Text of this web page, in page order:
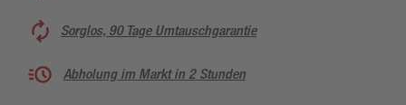
Sorglos, 90 Tage Umtauschgarantie
Abholung im Markt in 2 Stunden